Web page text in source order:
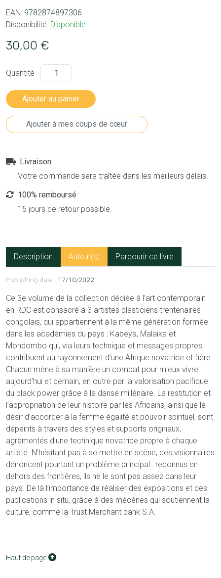
EAN: 9782874897306
Disponibilité: Disponible
30,00 €
Quantité
Livraison
Votre commande sera traîtée dans les meilleurs délais.
100% remboursé
15 jours de retour possible.
Description Auteur(s) Parcourir ce livre
Publishing date 17/10/2022
Ce 3e volume de la collection dédiée à l’art contemporain
en RDC est consacré à 3 artistes plasticiens trentenaires
congolais, qui appartiennent à la même génération formée
dans les académies du pays : Kabeya, Malaika et
Mondombo qui, via leurs technique et messages propres,
contribuent au rayonnement d’une Afrique novatrice et fière.
Chacun mène à sa manière un combat pour mieux vivre
aujourd’hui et demain, en outre par la valorisation pacifique
du black power grâce à la danse millénaire. La restitution et
l’appropriation de leur histoire par les Africains, ainsi que le
désir d’accorder à la femme égalité et pouvoir spirituel, sont
dépeints à travers des styles et supports originaux,
agrémentés d’une technique novatrice propre à chaque
artiste. N’hésitant pas à se mettre en scène, ces visionnaires
dénoncent pourtant un problème principal : reconnus en
dehors des frontières, ils ne le sont pas assez dans leur
pays. De là l’importance de réaliser des expositions et des
publications in situ, grâce à des mécènes qui soutiennent la
culture, comme la Trust Merchant bank S.A.
Haut de page